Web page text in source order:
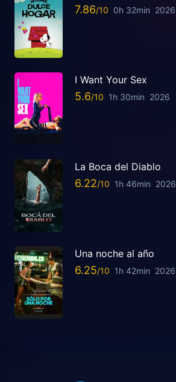
7.86 0h 32min 2026
I Want Your Sex
5.6 1h 30min 2026
La Boca del Diablo
6.22 1h 46min 2026
Una noche al año
6.25 1h 42min 2026